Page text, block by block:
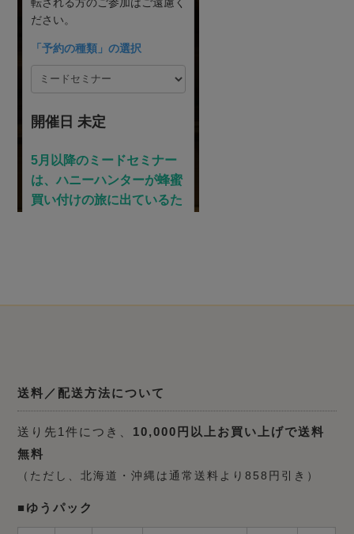
送料／配送方法について
送り先1件につき、 10,000円以上お買い上げで送料
無料
（ただし、北海道・沖縄は通常送料より858円引き）
■ゆうパック